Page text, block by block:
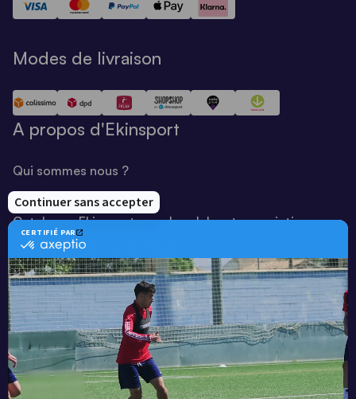
Modes de livraison
A propos d'Ekinsport
Qui sommes nous ?
Notre savoir-faire
Catalogue Ekinsport pour les clubs et associations
Catalogue running Ekinsport
Blog
Une société de :